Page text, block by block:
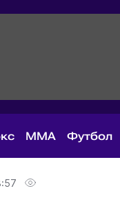
MMA Футбол